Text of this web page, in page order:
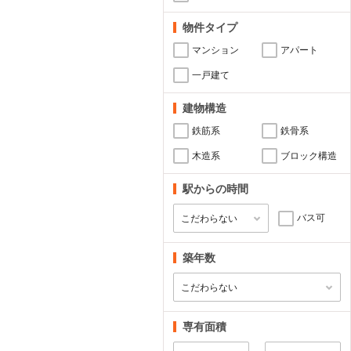
物件タイプ
マンション アパート
一戸建て
建物構造
鉄筋系 鉄骨系
木造系 ブロック構造
駅からの時間
バス可
築年数
専有面積